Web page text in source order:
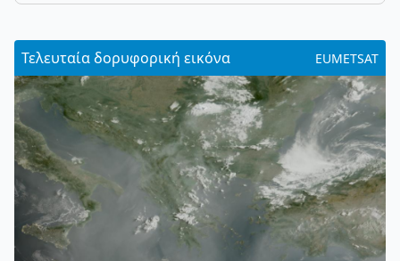
Τελευταία δορυφορική εικόνα EUMETSAT